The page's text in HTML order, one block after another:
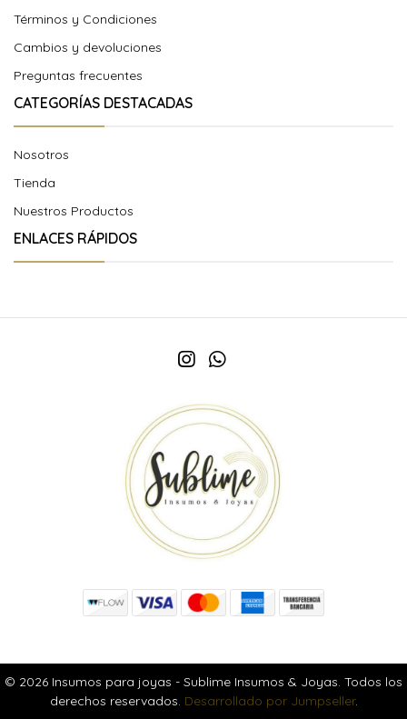
Términos y Condiciones
Cambios y devoluciones
Preguntas frecuentes
CATEGORÍAS DESTACADAS
Nosotros
Tienda
Nuestros Productos
ENLACES RÁPIDOS
© 2026 Insumos para joyas - Sublime Insumos & Joyas. Todos los
derechos reservados. Desarrollado por Jumpseller.